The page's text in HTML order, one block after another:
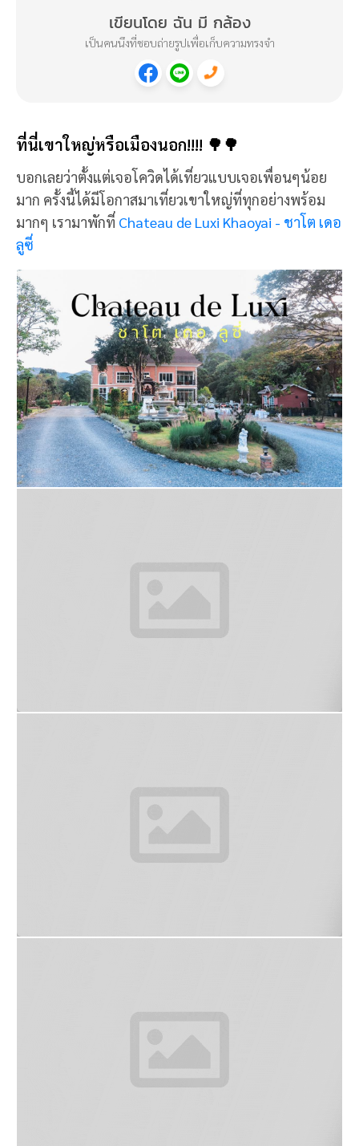
เขียนโดย ฉัน มี กล้อง
เป็นคนนึงที่ชอบถ่ายรูปเพื่อเก็บความทรงจำ
ที่นี่เขาใหญ่หรือเมืองนอก!!!! 🌳🌳
บอกเลยว่าตั้งแต่เจอโควิดได้เที่ยวแบบเจอเพื่อนๆน้อย
มาก ครั้งนี้ได้มีโอกาสมาเที่ยวเขาใหญ่ที่ทุกอย่างพร้อม
มากๆ เรามาพักที่ Chateau de Luxi Khaoyai - ชาโต เดอ
ลูซี่